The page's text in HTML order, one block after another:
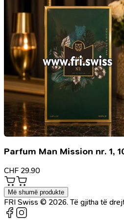
Parfum Man Mission nr. 1,
CHF 29.90
Më shumë produkte
FRI Swiss © 2026. Të gjitha të